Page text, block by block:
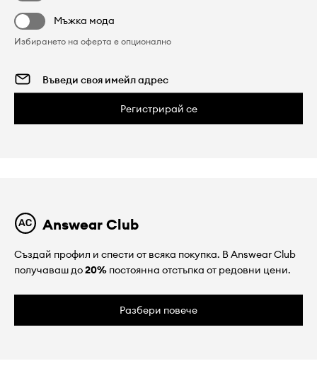
Мъжка мода
Избирането на оферта е опционално
Регистрирай се
Answear Club
Създай профил и спести от всяка покупка. В Answear Club
получаваш до20% постоянна отстъпка от редовни цени.
Разбери повече